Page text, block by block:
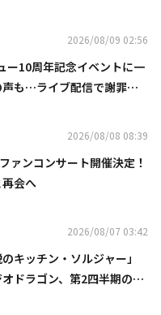
2026/08/09 02:56
ー10周年記念イベントに一
も…ライブ配信で謝罪
2026/08/08 08:39
ァンコンサート開催決定！
会へ
2026/08/07 03:42
キッチン・ソルジャー」
ドラゴン、第2四半期の売